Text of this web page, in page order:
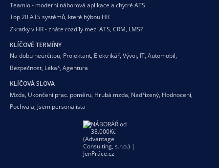
Teamio - moderní náborová aplikace a chytré ATS
Top 20 ATS systémů, které hýbou HR
Zkratky v HR - znáte rozdíly mezi ATS, CRM, LMS?
KLÍČOVÉ TERMÍNY
Na dobu neurčitou, Projektant, Elektrikář, Vývoj, IT, Automobil,
Bezpečnost, Lékař, Agentura
KLÍČOVÁ SLOVA
Mzda, Ukončení prac. poměru, Hrubá mzda, Nadřízený, Hodnocení,
Pochvala, Jsem personalista